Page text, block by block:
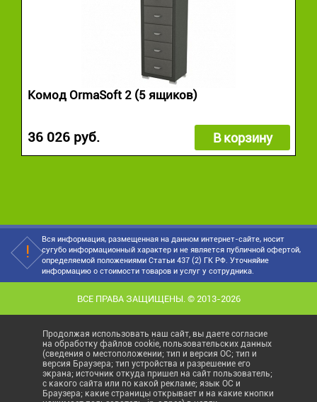
Комод OrmaSoft 2 (5 ящиков)
36 026 руб. В корзину
Вся информация, размещенная на данном интернет-сайте, носит
сугубо информационный характер и не является публичной офертой,
определяемой положениями Статьи 437 (2) ГК РФ. Уточняйие
информацию о стоимости товаров и услуг у сотрудника.
ВСЕ ПРАВА ЗАЩИЩЕНЫ. © 2013-2026
Продолжая использовать наш сайт, вы даете согласие
на обработку файлов cookie, пользовательских данных
(сведения о местоположении; тип и версия ОС; тип и
версия Браузера; тип устройства и разрешение его
экрана; источник откуда пришел на сайт пользователь;
с какого сайта или по какой рекламе; язык ОС и
Браузера; какие страницы открывает и на какие кнопки